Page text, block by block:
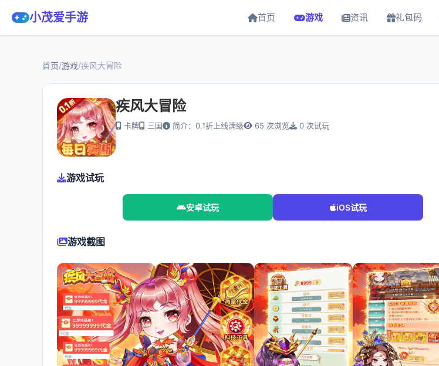
小茂爱手游 首页 游戏 资讯 礼包码
首页/游戏/疾风大冒险
疾风大冒险
卡牌 三国 简介：0.1折上线满级 65 次浏览 0 次试玩
游戏试玩
安卓试玩 iOS试玩
游戏截图